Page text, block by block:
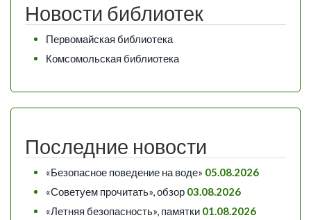
Новости библиотек
Первомайская библиотека
Комсомольская библиотека
Последние новости
«Безопасное поведение на воде» 05.08.2026
«Советуем прочитать», обзор 03.08.2026
«Летняя безопасность», памятки 01.08.2026